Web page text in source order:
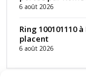
6 août 2026
Ring 100101110
placent
6 août 2026